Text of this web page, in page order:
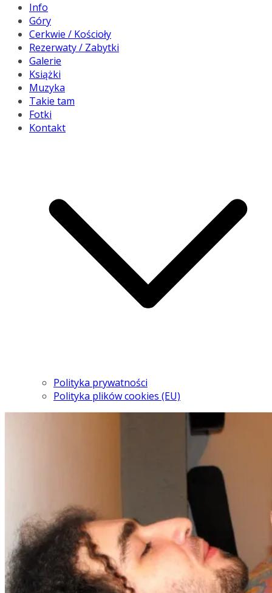
Info
Góry
Cerkwie / Kościoły
Rezerwaty / Zabytki
Galerie
Książki
Muzyka
Takie tam
Fotki
Kontakt
Polityka prywatności
Polityka plików cookies (EU)